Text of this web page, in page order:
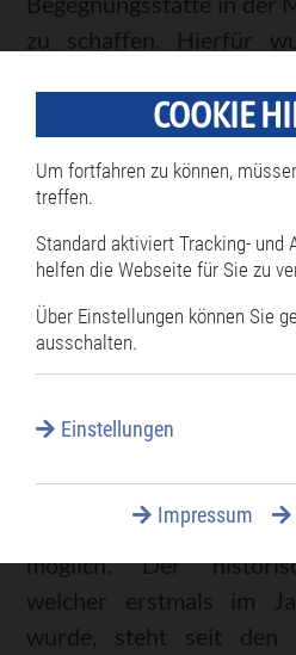
zu schaffen. Hierfür
Kontakt: 07256
www.rheinsheim-
Trauungen im
Udenheimer
Denkmalschutz
Trauungen vor einer
sind im Felsenkeller in
möglich. Der
welcher erstmals im
wurde, steht seit den
COOKIE
Um fortfahren zu können,
treffen.
Standard aktiviert Tracking- und
helfen die Webseite für Sie zu
Über Einstellungen können Sie
ausschalten.
Einstellungen
Impressum